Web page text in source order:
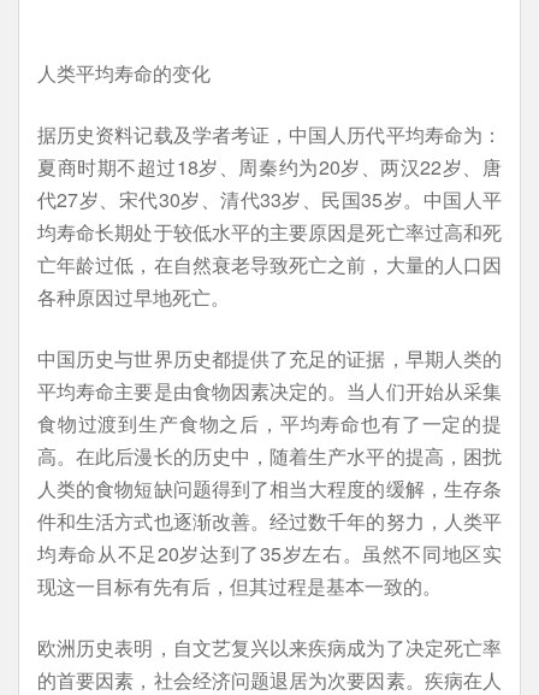
人类平均寿命的变化
据历史资料记载及学者考证，中国人历代平均寿命为：
夏商时期不超过18岁、周秦约为20岁、两汉22岁、唐
代27岁、宋代30岁、清代33岁、民国35岁。中国人平
均寿命长期处于较低水平的主要原因是死亡率过高和死
亡年龄过低，在自然衰老导致死亡之前，大量的人口因
各种原因过早地死亡。
中国历史与世界历史都提供了充足的证据，早期人类的
平均寿命主要是由食物因素决定的。当人们开始从采集
食物过渡到生产食物之后，平均寿命也有了一定的提
高。在此后漫长的历史中，随着生产水平的提高，困扰
人类的食物短缺问题得到了相当大程度的缓解，生存条
件和生活方式也逐渐改善。经过数千年的努力，人类平
均寿命从不足20岁达到了35岁左右。虽然不同地区实
现这一目标有先有后，但其过程是基本一致的。
欧洲历史表明，自文艺复兴以来疾病成为了决定死亡率
的首要因素，社会经济问题退居为次要因素。疾病在人